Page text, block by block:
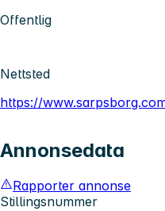
Offentlig
Nettsted
https://
Annonsedata
Rapporter annonse
Stillingsnummer